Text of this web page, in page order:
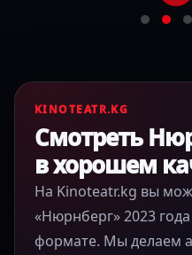
KINOTEATR.KG
Смотреть
в хорошем
На Kinoteatr.kg вы
«Нюрнберг» 2023
формате. Мы делаем